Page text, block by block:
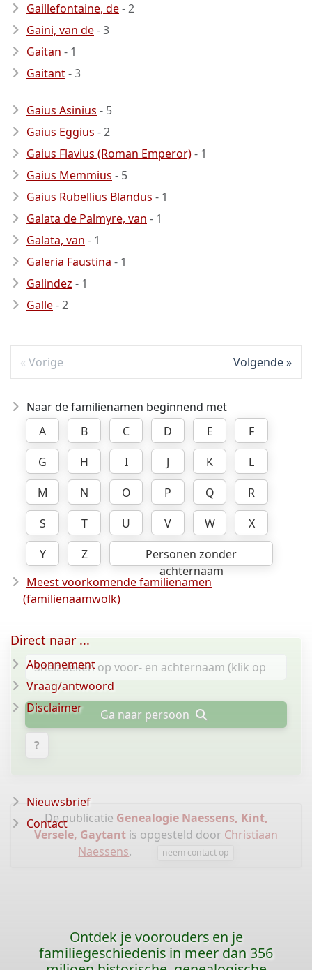
Gaillefontaine, de- 2
Gaini, van de- 3
Gaitan - 1
Gaitant- 3
Gaius Asinius - 5
Gaius Eggius - 2
Gaius Flavius (Roman Emperor)- 1
Gaius Memmius - 5
Gaius Rubellius Blandus - 1
Galata de Palmyre, van - 1
Galata, van - 1
Galeria Faustina - 1
Galindez - 1
Galle- 2
Vorige Volgende
Naar de familienamen beginnend met
A
B C D E
F
G
H I J K
L
M
N O P Q
R
S
T U V W
X
Y
Z
Personen zonder
achternaam
Meest voorkomende familienamen
(familienaamwolk)
Ga naar persoon
?
De publicatie Genealogie Naessens, Kint,
Versele, Gaytant is opgesteld door Christiaan
Naessens. neem contact op
Direct naar ...
Abonnement
Vraag/antwoord
Disclaimer
Nieuwsbrief
Contact
Ontdek je voorouders en je
familiegeschiedenis in meer dan 356